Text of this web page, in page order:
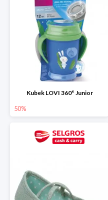
Kubek LOVI 360° Junior
50%